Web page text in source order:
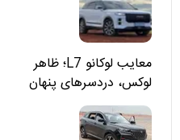
معایب لوکانو L7؛ ظاهر
لوکس، دردسرهای پنهان